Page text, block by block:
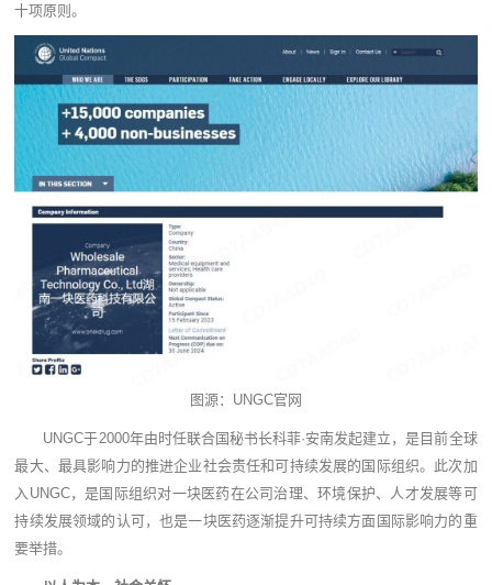
十项原则。
图源：UNGC官网
UNGC于2000年由时任联合国秘书长科菲·安南发起建立，是目前全球
最大、最具影响力的推进企业社会责任和可持续发展的国际组织。此次加
入UNGC，是国际组织对一块医药在公司治理、环境保护、人才发展等可
持续发展领域的认可，也是一块医药逐渐提升可持续方面国际影响力的重
要举措。